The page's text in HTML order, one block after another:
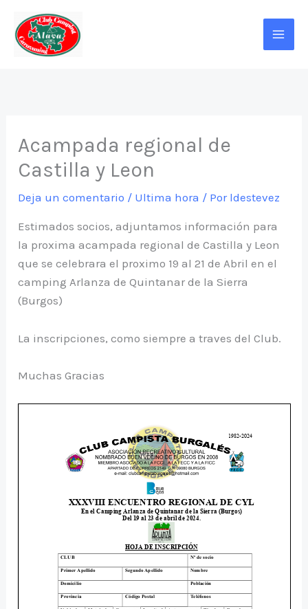
contenido
Acampada regional de
Castilla y Leon
Deja un comentario / Ultima hora / Por ldestevez
Estimados socios, adjuntamos información para
la proxima acampada regional de Castilla y Leon
que se celebrara el proximo 19 al 21 de Abril en el
camping Arlanza de Quintanar de la Sierra
(Burgos)
La inscripciones, como siempre a traves del Club.
Muchas Gracias